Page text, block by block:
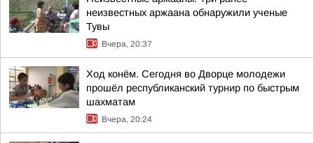
неизвестных аржаана обнаружили ученые
Тувы
Вчера, 20:37
Ход конём. Сегодня во Дворце молодежи
прошёл республиканский турнир по быстрым
шахматам
Вчера, 20:24